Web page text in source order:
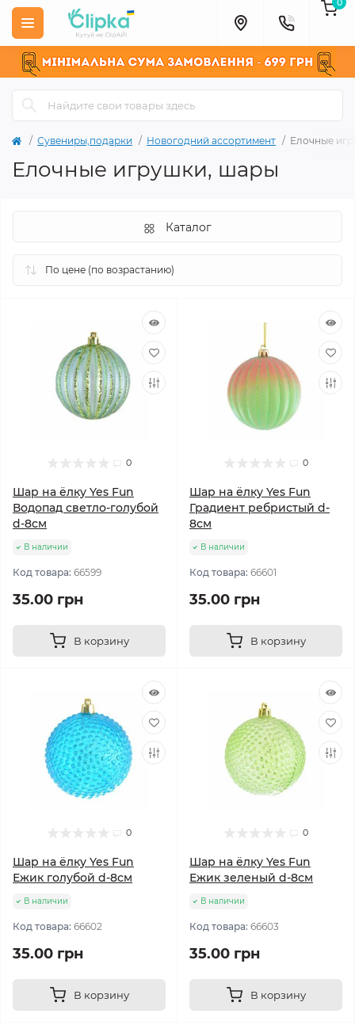
Сувениры,подарки Новогодний ассортимент Елочные
Елочные игрушки, шары
Каталог
0
Шар на ёлку Yes Fun
Водопад светло-голубой
d-8см
В наличии
Код товара: 66599
35.00 грн
В корзину
0
Шар на ёлку Yes Fun
Градиент ребристый d-
8см
В наличии
Код товара: 66601
35.00 грн
В корзину
0
Шар на ёлку Yes Fun
Ежик голубой d-8см
В наличии
Код товара: 66602
35.00 грн
В корзину
0
Шар на ёлку Yes Fun
Ежик зеленый d-8см
В наличии
Код товара: 66603
35.00 грн
В корзину